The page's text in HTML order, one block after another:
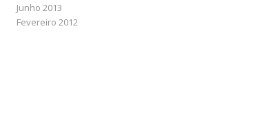
Junho 2013
Fevereiro 2012